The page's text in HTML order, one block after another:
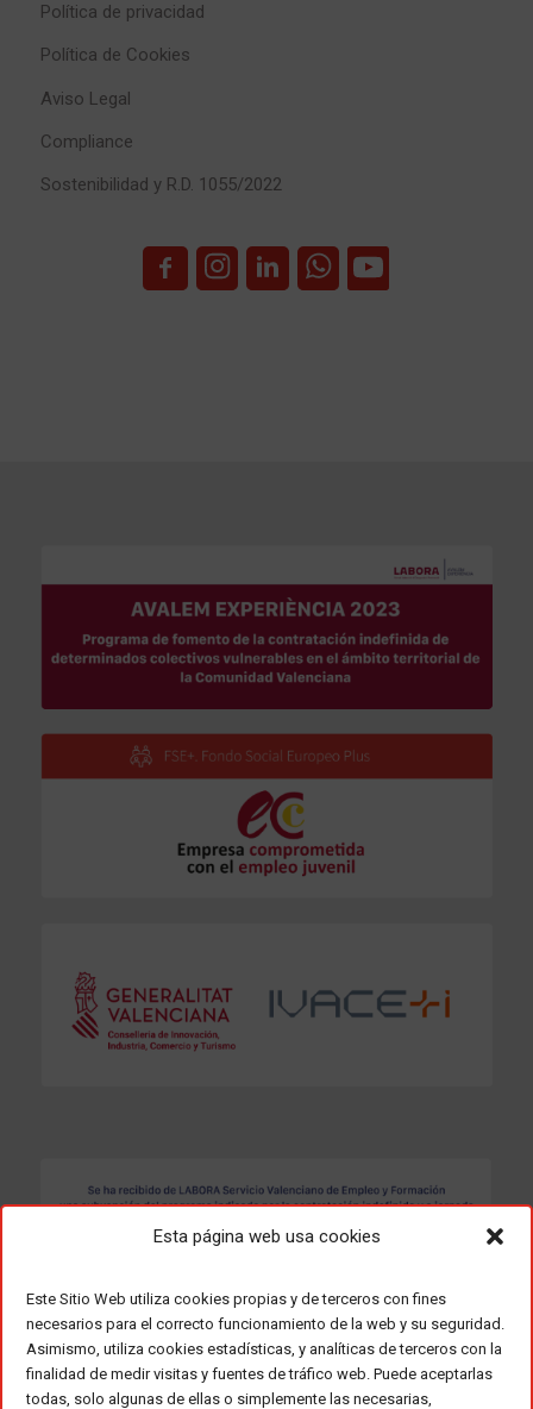
Esta página web usa cookies
Este Sitio Web utiliza cookies propias y de terceros con fines
necesarios para el correcto funcionamiento de la web y su seguridad.
Asimismo, utiliza cookies estadísticas, y analíticas de terceros con la
finalidad de medir visitas y fuentes de tráfico web. Puede aceptarlas
todas, solo algunas de ellas o simplemente las necesarias,
Política de privacidad
Política de Cookies
Aviso Legal
Compliance
Sostenibilidad y R.D. 1055/2022